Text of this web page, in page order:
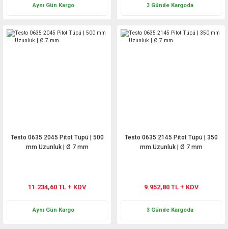
Aynı Gün Kargo 3 Günde Kargoda
Testo 0635 2045 Pitot Tüpü | 500
mm Uzunluk | Ø 7 mm
11.234,60 TL + KDV
Aynı Gün Kargo
Testo 0635 2145 Pitot Tüpü | 350
mm Uzunluk | Ø 7 mm
9.952,80 TL + KDV
3 Günde Kargoda